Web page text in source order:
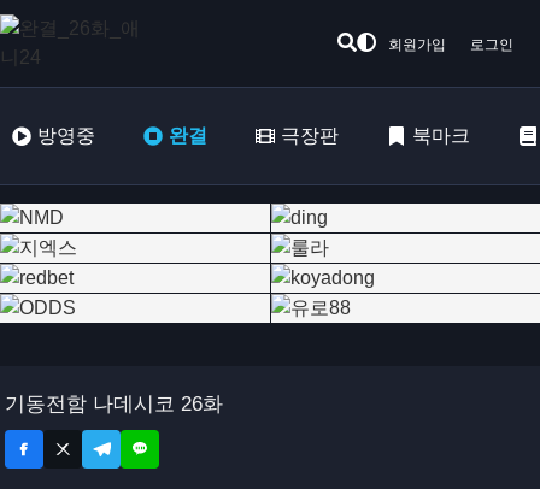
회원가입 로그인
방영중 완결 극장판 북마크
기동전함 나데시코 26화